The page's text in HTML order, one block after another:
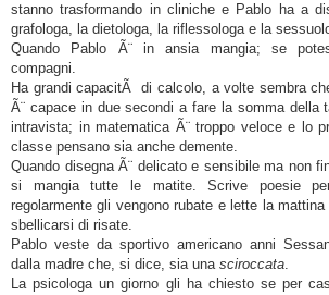
stanno trasformando in cliniche e Pablo ha a
grafologa, la dietologa, la riflessologa e la
Quando Pablo Ã¨ in ansia mangia; se
compagni.
Ha grandi capacitÃ di calcolo, a volte sembra
Ã¨ capace in due secondi a fare la somma della
intravista; in matematica Ã¨ troppo veloce e lo
classe pensano sia anche demente.
Quando disegna Ã¨ delicato e sensibile ma non
si mangia tutte le matite. Scrive poesie
regolarmente gli vengono rubate e lette la
sbellicarsi di risate.
Pablo veste da sportivo americano anni
dalla madre che, si dice, sia una sciroccata.
La psicologa un giorno gli ha chiesto se per